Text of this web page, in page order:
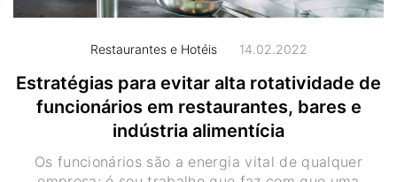
Restaurantes e Hotéis 14.02.2022
Estratégias para evitar alta rotatividade de
funcionários em restaurantes, bares e
indústria alimentícia
Os funcionários são a energia vital de qualquer